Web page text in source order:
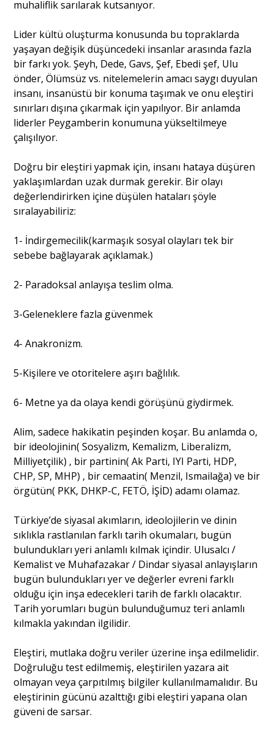
muhaliflik sarılarak kutsanıyor.
Lider kültü oluşturma konusunda bu topraklarda
yaşayan değişik düşüncedeki insanlar arasında fazla
bir farkı yok. Şeyh, Dede, Gavs, Şef, Ebedi şef, Ulu
önder, Ölümsüz vs. nitelemelerin amacı saygı duyulan
insanı, insanüstü bir konuma taşımak ve onu eleştiri
sınırları dışına çıkarmak için yapılıyor. Bir anlamda
liderler Peygamberin konumuna yükseltilmeye
çalışılıyor.
Doğru bir eleştiri yapmak için, insanı hataya düşüren
yaklaşımlardan uzak durmak gerekir. Bir olayı
değerlendirirken içine düşülen hataları şöyle
sıralayabiliriz:
1- İndirgemecilik(karmaşık sosyal olayları tek bir
sebebe bağlayarak açıklamak.)
2- Paradoksal anlayışa teslim olma.
3-Geleneklere fazla güvenmek
4- Anakronizm.
5-Kişilere ve otoritelere aşırı bağlılık.
6- Metne ya da olaya kendi görüşünü giydirmek.
Alim, sadece hakikatin peşinden koşar. Bu anlamda o,
bir ideolojinin( Sosyalizm, Kemalizm, Liberalizm,
Milliyetçilik) , bir partinin( Ak Parti, IYI Parti, HDP,
CHP, SP, MHP) , bir cemaatin( Menzil, Ismailağa) ve bir
örgütün( PKK, DHKP-C, FETÖ, İŞİD) adamı olamaz.
Türkiye’de siyasal akımların, ideolojilerin ve dinin
sıklıkla rastlanılan farklı tarih okumaları, bugün
bulundukları yeri anlamlı kılmak içindir. Ulusalcı /
Kemalist ve Muhafazakar / Dindar siyasal anlayışların
bugün bulundukları yer ve değerler evreni farklı
olduğu için inşa edecekleri tarih de farklı olacaktır.
Tarih yorumları bugün bulunduğumuz teri anlamlı
kılmakla yakından ilgilidir.
Eleştiri, mutlaka doğru veriler üzerine inşa edilmelidir.
Doğruluğu test edilmemiş, eleştirilen yazara ait
olmayan veya çarpıtılmış bilgiler kullanılmamalıdır. Bu
eleştirinin gücünü azalttığı gibi eleştiri yapana olan
güveni de sarsar.